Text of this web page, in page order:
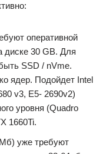
оперативной
диске 30 GB. Для
SSD / nVme.
ядер. Подойдет Intel
v3, E5- 2690v2)
уровня (Quadro
1660Ti.
уже требуют